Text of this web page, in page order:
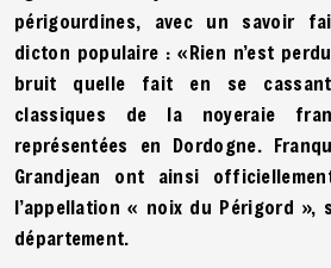
périgourdines, avec un savoir
dicton populaire : «Rien n’est
bruit quelle fait en se
classiques de la noyeraie
représentées en Dordogne.
Grandjean ont ainsi
l’appellation « noix du Périgord »,
département.